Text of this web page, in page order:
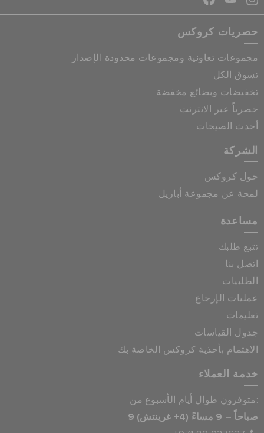
حصريات كروكس
مجموعات تعاونية ومجموعات محدودة الإصدار
تسوق الكل
تخفيضات وبضائع مخفضة
حصرياً عبر الانترنت
أحدث الصيحات
الشركة
حول كروكس
لمحة عن مجموعة أباريل
مساعدة
تتبع طلبك
اتصل بنا
الطلبيات
عمليات الإرجاع
تعليمات
جدول القياسات
الاهتمام بأحذية كروكس الخاصة بك
خدمة العملاء
متوفرون طوال أيام الأسبوع من:
9 صباحاً – 9 مساءً (4+ غرينتش)